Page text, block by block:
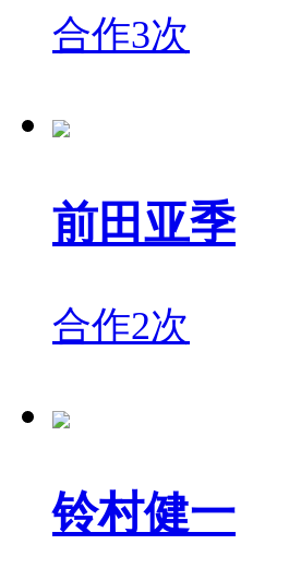
合作3次
前田亚季
合作2次
铃村健一